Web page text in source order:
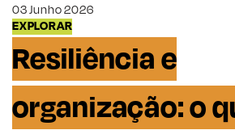
03 Junho 2026
EXPLORAR
Resiliência e
organização: o